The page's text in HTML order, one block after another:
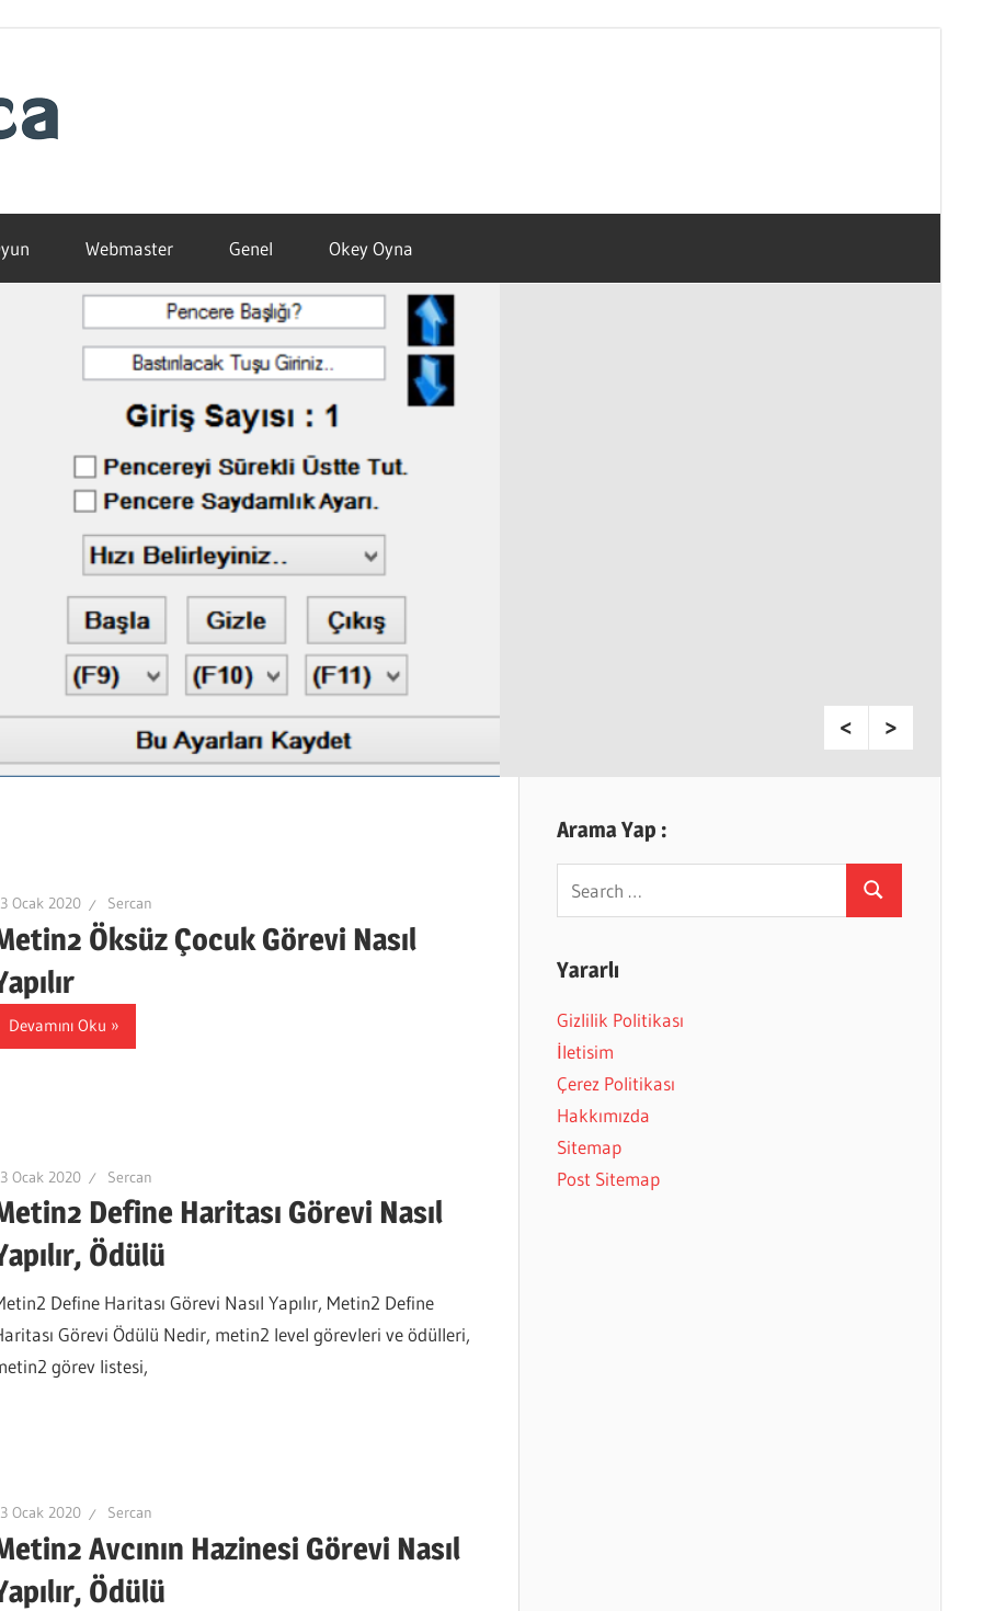
Webmaster Genel Okey Oyna
Ocak 2020 Sercan
Öksüz Çocuk Görevi Nasıl
Devamını Oku
Ocak 2020 Sercan
Define Haritası Görevi Nasıl
Ödülü
Define Haritası Görevi Nasıl Yapılır, Metin2 Define
Görevi Ödülü Nedir, metin2 level görevleri ve ödülleri,
görev listesi,
Ocak 2020 Sercan
Avcının Hazinesi Görevi Nasıl
Ödülü
Arama Yap :
Search
Yararlı
Gizlilik Politikası
İletisim
Çerez Politikası
Hakkımızda
Sitemap
Post Sitemap